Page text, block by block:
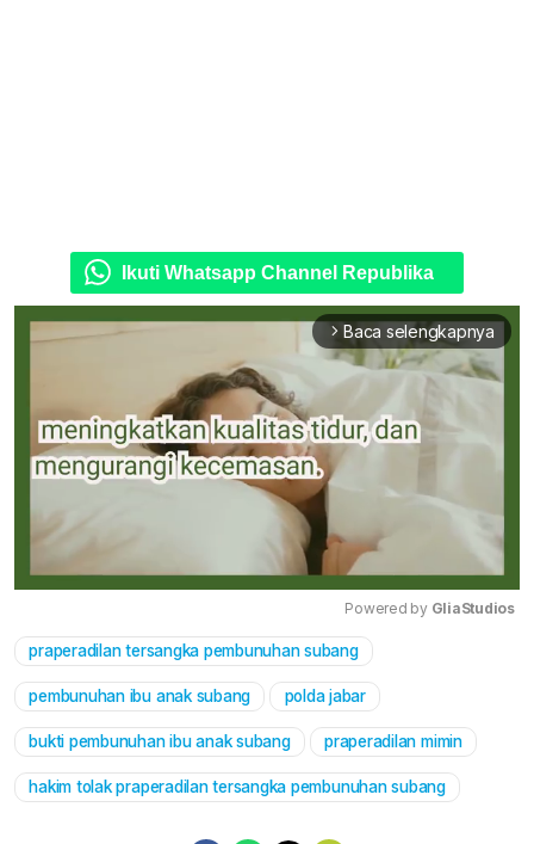
Ikuti Whatsapp Channel Republika
arrow_forward_ios Baca selengkapnya
Powered by GliaStudios
praperadilan tersangka pembunuhan subang
pembunuhan ibu anak subang polda jabar
bukti pembunuhan ibu anak subang praperadilan mimin
hakim tolak praperadilan tersangka pembunuhan subang